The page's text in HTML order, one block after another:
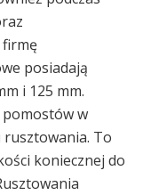
firmę
posiadają
i 125 mm.
pomostów w
rusztowania. To
koniecznej do